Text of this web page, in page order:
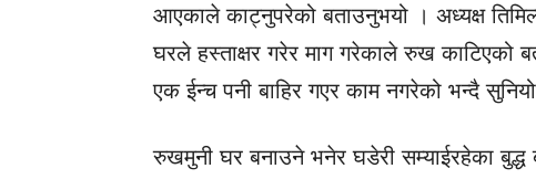
आएकाले काट्नुपरेको बताउनुभयो । अध्यक्ष
घरले हस्ताक्षर गरेर माग गरेकाले रुख काटिएको
एक ईन्च पनी बाहिर गएर काम नगरेको भन्दै
रुखमुनी घर बनाउने भनेर घडेरी सम्याईरहेका